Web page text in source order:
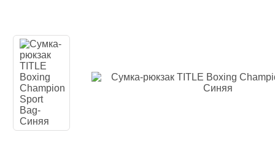
Вольная борьба